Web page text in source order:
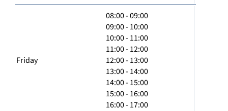
Friday
08:00 - 09:00
09:00 - 10:00
10:00 - 11:00
11:00 - 12:00
12:00 - 13:00
13:00 - 14:00
14:00 - 15:00
15:00 - 16:00
16:00 - 17:00